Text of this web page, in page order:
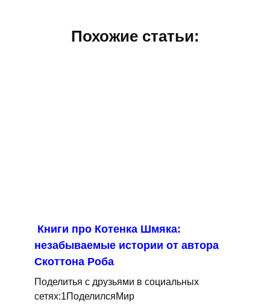
Похожие статьи:
Книги про Котенка Шмяка:
незабываемые истории от автора
Скоттона Роба
Поделитья с друзьями в социальных
сетях:1ПоделилсяМир